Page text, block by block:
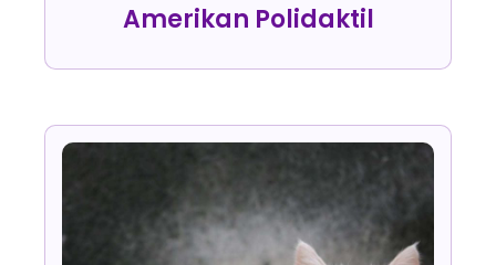
Amerikan Polidaktil